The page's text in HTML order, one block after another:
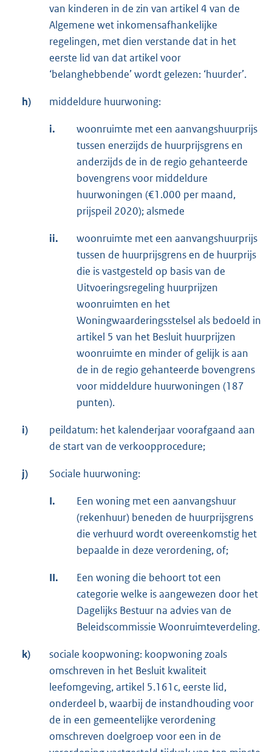
van kinderen in de zin van artikel 4 van de
Algemene wet inkomensafhankelijke
regelingen, met dien verstande dat in het
eerste lid van dat artikel voor
‘belanghebbende’ wordt gelezen: ‘huurder’.
h) middeldure huurwoning:
i.
woonruimte met een aanvangshuurprijs
tussen enerzijds de huurprijsgrens en
anderzijds de in de regio gehanteerde
bovengrens voor middeldure
huurwoningen (€1.000 per maand,
prijspeil 2020); alsmede
ii.
woonruimte met een aanvangshuurprijs
tussen de huurprijsgrens en de huurprijs
die is vastgesteld op basis van de
Uitvoeringsregeling huurprijzen
woonruimten en het
Woningwaarderingsstelsel als bedoeld in
artikel 5 van het Besluit huurprijzen
woonruimte en minder of gelijk is aan
de in de regio gehanteerde bovengrens
voor middeldure huurwoningen (187
punten).
i)
peildatum: het kalenderjaar voorafgaand aan
de start van de verkoopprocedure;
j) Sociale huurwoning:
I.
Een woning met een aanvangshuur
(rekenhuur) beneden de huurprijsgrens
die verhuurd wordt overeenkomstig het
bepaalde in deze verordening, of;
II.
Een woning die behoort tot een
categorie welke is aangewezen door het
Dagelijks Bestuur na advies van de
Beleidscommissie Woonruimteverdeling.
k)
sociale koopwoning: koopwoning zoals
omschreven in het Besluit kwaliteit
leefomgeving, artikel 5.161c, eerste lid,
onderdeel b, waarbij de instandhouding voor
de in een gemeentelijke verordening
omschreven doelgroep voor een in de